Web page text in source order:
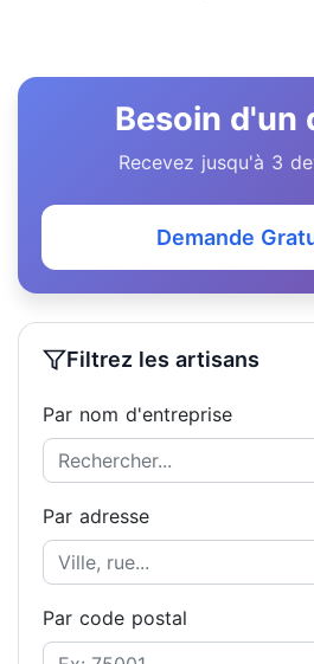
Besoin d'un
Recevez jusqu'à 3
Demande
Filtrez les artisans
Par nom d'entreprise
Par adresse
Par code postal